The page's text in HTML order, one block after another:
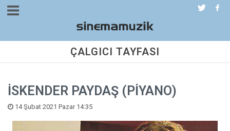
ÇALGICI TAYFASI
İSKENDER PAYDAŞ (PİYANO)
14 Şubat 2021 Pazar 14:35